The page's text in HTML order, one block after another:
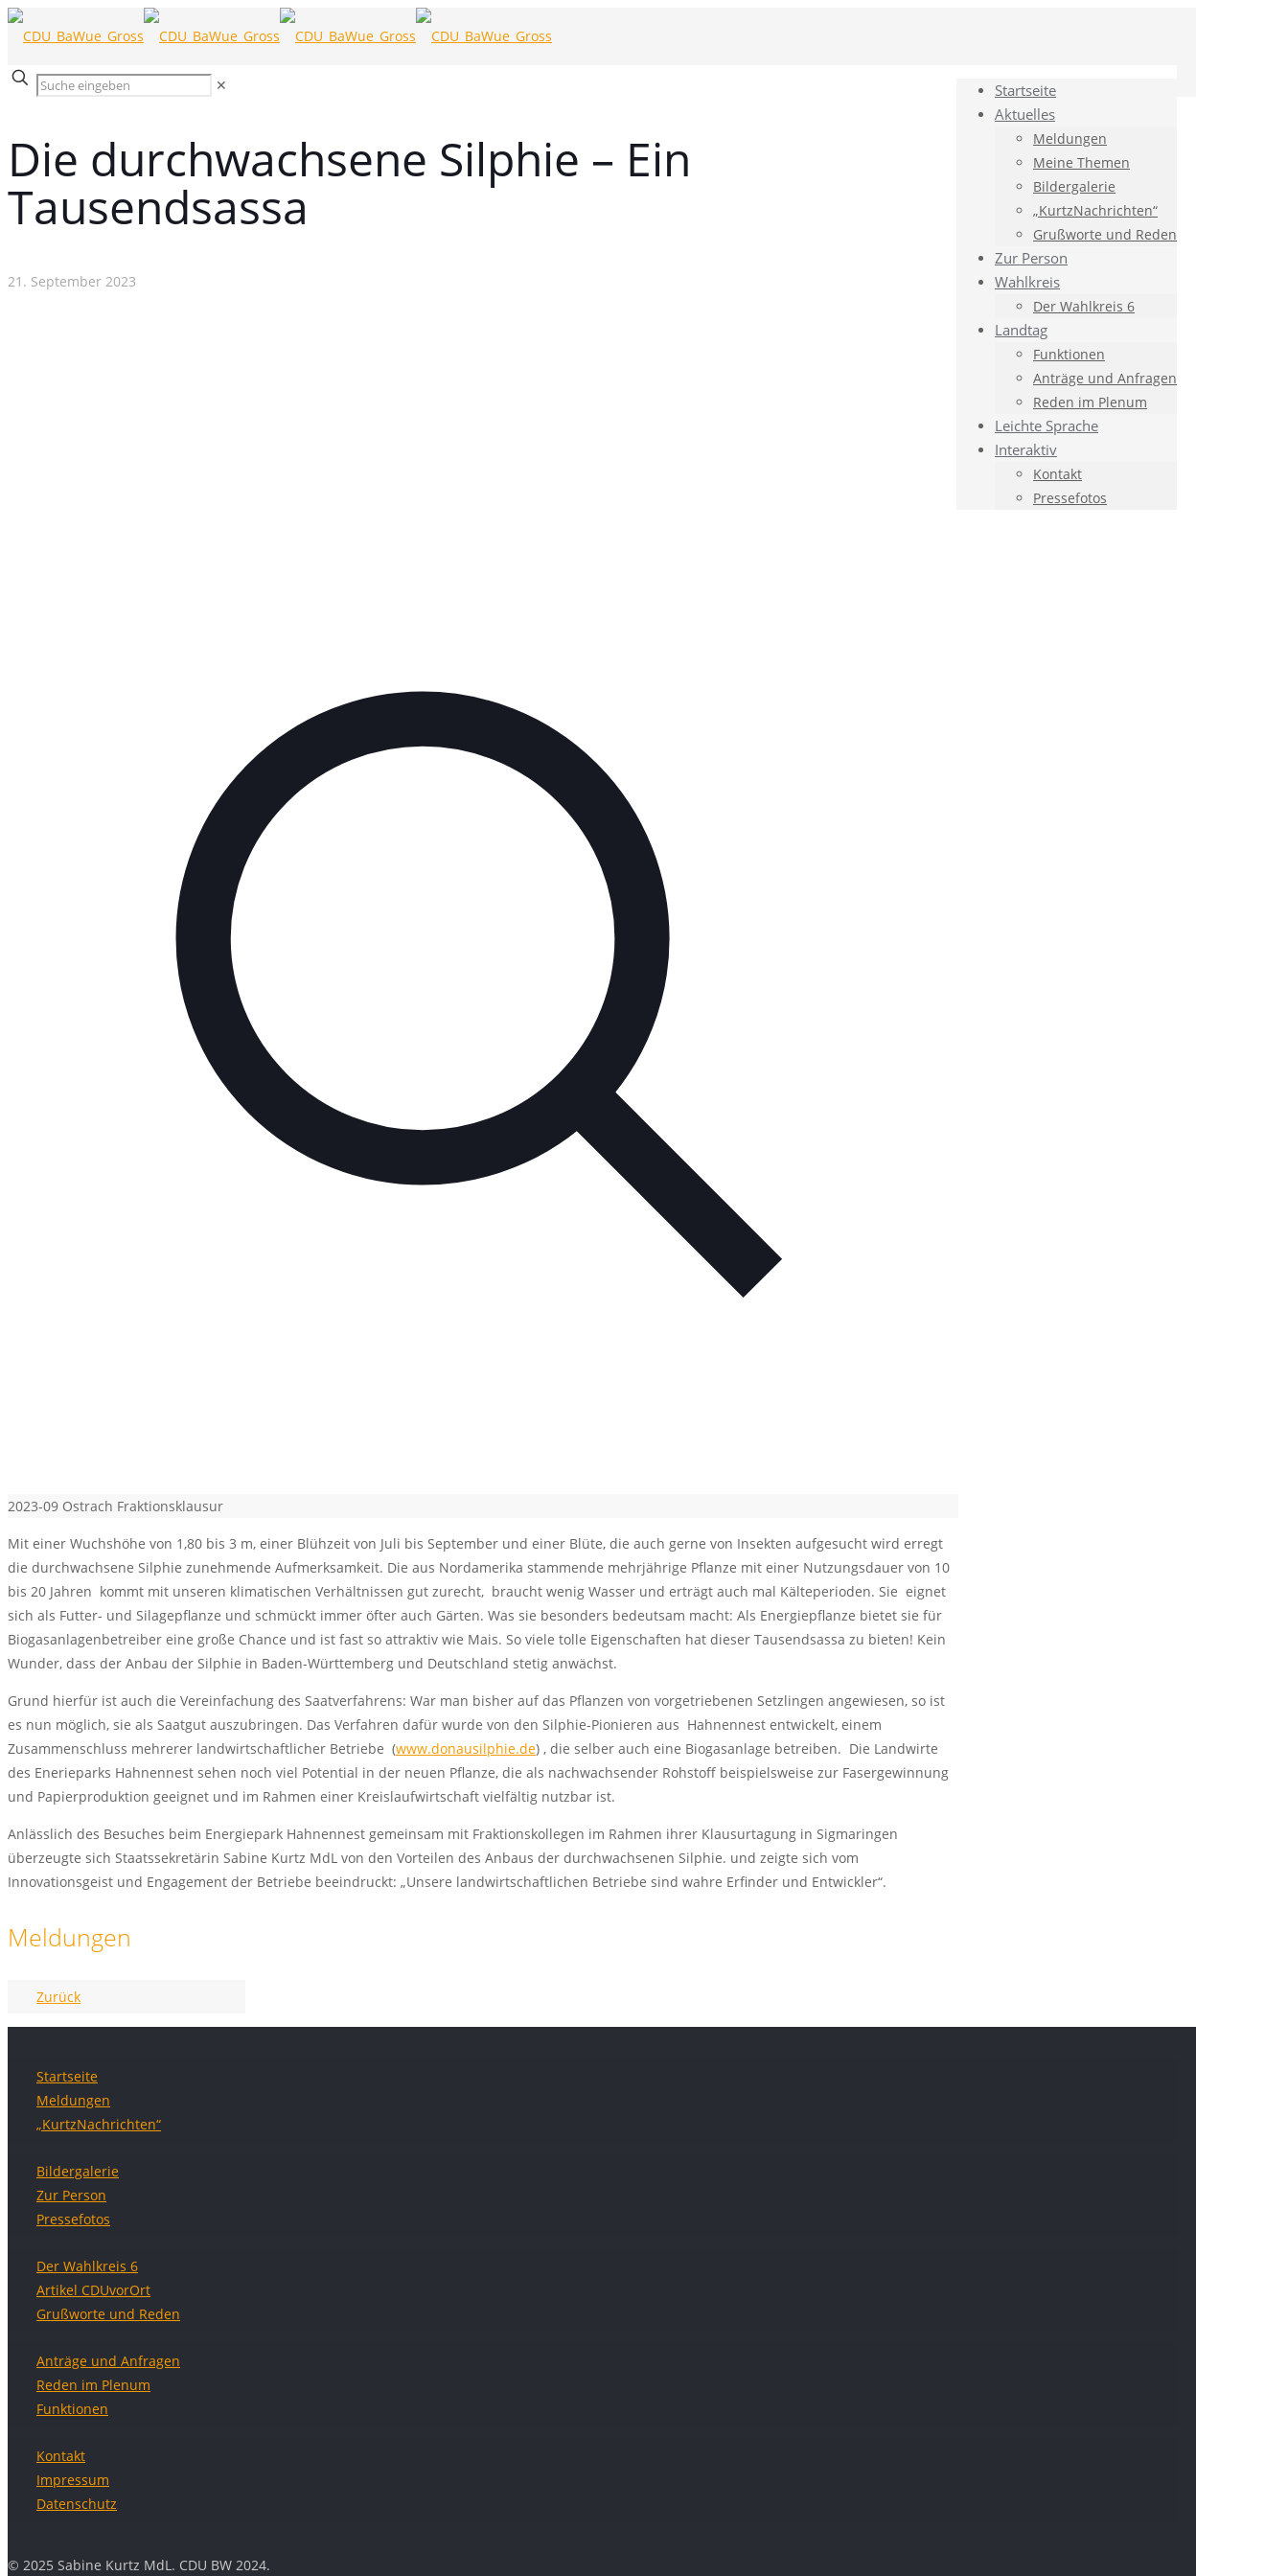
Startseite
Aktuelles
Meldungen
Meine Themen
Bildergalerie
„KurtzNachrichten“
Grußworte und Reden
Zur Person
Wahlkreis
Der Wahlkreis 6
Landtag
Funktionen
Anträge und Anfragen
Reden im Plenum
Leichte Sprache
Interaktiv
Kontakt
Pressefotos
✕
Die durchwachsene Silphie – Ein
Tausendsassa
21. September 2023
2023-09 Ostrach Fraktionsklausur
Mit einer Wuchshöhe von 1,80 bis 3 m, einer Blühzeit von Juli bis September und einer Blüte, die auch gerne von Insekten aufgesucht wird erregt
die durchwachsene Silphie zunehmende Aufmerksamkeit. Die aus Nordamerika stammende mehrjährige Pflanze mit einer Nutzungsdauer von 10
bis 20 Jahren kommt mit unseren klimatischen Verhältnissen gut zurecht, braucht wenig Wasser und erträgt auch mal Kälteperioden. Sie eignet
sich als Futter- und Silagepflanze und schmückt immer öfter auch Gärten. Was sie besonders bedeutsam macht: Als Energiepflanze bietet sie für
Biogasanlagenbetreiber eine große Chance und ist fast so attraktiv wie Mais. So viele tolle Eigenschaften hat dieser Tausendsassa zu bieten! Kein
Wunder, dass der Anbau der Silphie in Baden-Württemberg und Deutschland stetig anwächst.
Grund hierfür ist auch die Vereinfachung des Saatverfahrens: War man bisher auf das Pflanzen von vorgetriebenen Setzlingen angewiesen, so ist
es nun möglich, sie als Saatgut auszubringen. Das Verfahren dafür wurde von den Silphie-Pionieren aus Hahnennest entwickelt, einem
Zusammenschluss mehrerer landwirtschaftlicher Betriebe (www.donausilphie.de) , die selber auch eine Biogasanlage betreiben. Die Landwirte
des Enerieparks Hahnennest sehen noch viel Potential in der neuen Pflanze, die als nachwachsender Rohstoff beispielsweise zur Fasergewinnung
und Papierproduktion geeignet und im Rahmen einer Kreislaufwirtschaft vielfältig nutzbar ist.
Anlässlich des Besuches beim Energiepark Hahnennest gemeinsam mit Fraktionskollegen im Rahmen ihrer Klausurtagung in Sigmaringen
überzeugte sich Staatssekretärin Sabine Kurtz MdL von den Vorteilen des Anbaus der durchwachsenen Silphie. und zeigte sich vom
Innovationsgeist und Engagement der Betriebe beeindruckt: „Unsere landwirtschaftlichen Betriebe sind wahre Erfinder und Entwickler“.
Meldungen
Zurück
Startseite
Meldungen
„KurtzNachrichten“
Bildergalerie
Zur Person
Pressefotos
Der Wahlkreis 6
Artikel CDUvorOrt
Grußworte und Reden
Anträge und Anfragen
Reden im Plenum
Funktionen
Kontakt
Impressum
Datenschutz
© 2025 Sabine Kurtz MdL. CDU BW 2024.